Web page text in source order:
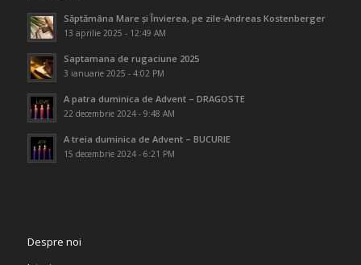
Săptămâna Mare și Învierea, pe zile-Andreas Kostenberger
13 aprilie 2025 - 12:49 AM
Saptamana de rugaciune 2025
3 ianuarie 2025 - 4:02 PM
A patra duminica de Advent – DRAGOSTE
22 decembrie 2024 - 9:48 AM
A treia duminica de Advent – BUCURIE
15 decembrie 2024 - 6:21 PM
Despre noi